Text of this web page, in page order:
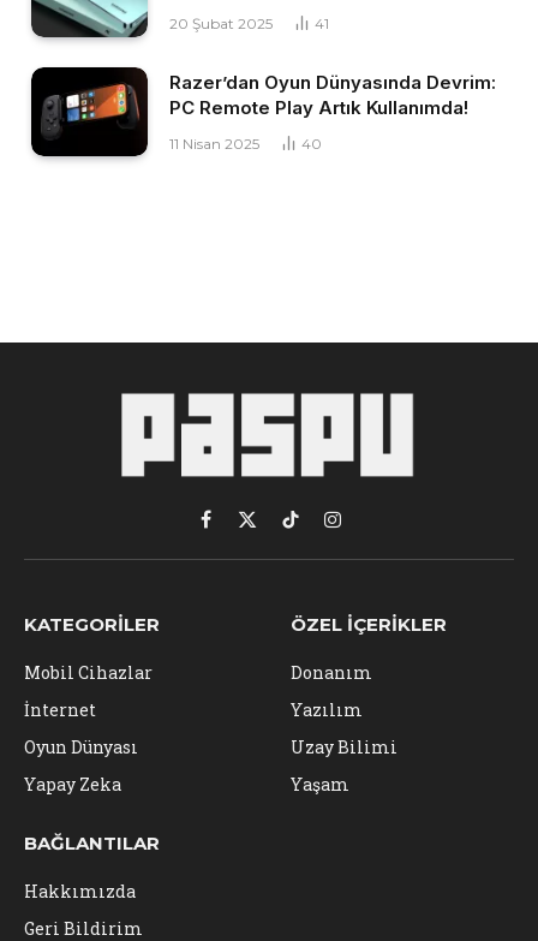
20 Şubat 2025 41
Razer’dan Oyun Dünyasında Devrim:
PC Remote Play Artık Kullanımda!
11 Nisan 2025 40
Facebook
X
(Twitter)
TikTokInstagram
KATEGORILER
Mobil Cihazlar
İnternet
Oyun Dünyası
Yapay Zeka
ÖZEL İÇERIKLER
Donanım
Yazılım
Uzay Bilimi
Yaşam
BAĞLANTILAR
Hakkımızda
Geri Bildirim